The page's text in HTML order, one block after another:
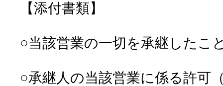
【添付書類】
○当該営業の一切を承継したこ
○承継人の当該営業に係る許可